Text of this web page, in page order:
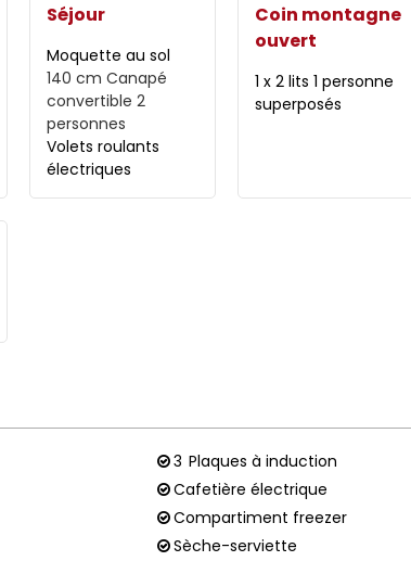
Séjour
Moquette au sol
140 cm Canapé
convertible 2
personnes
Volets roulants
électriques
Coin montagne
ouvert
1 x 2 lits 1 personne
superposés
3 Plaques à induction
Cafetière électrique
Compartiment freezer
Sèche-serviette